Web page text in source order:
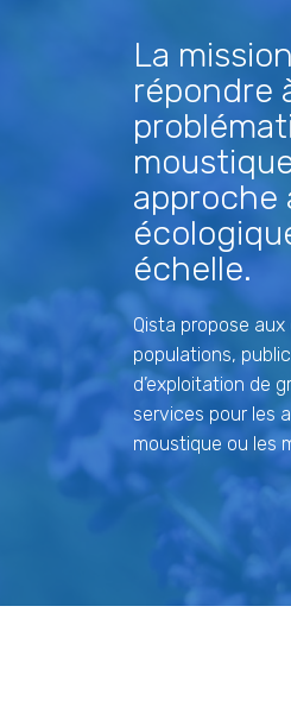
La
répondre
approche
échelle.
Qista propose
populations,
d’exploitation de
services pour les
moustique ou les